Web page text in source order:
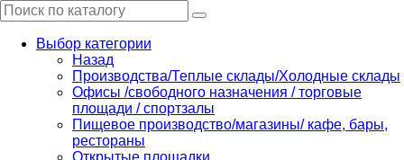
Выбор категории
Назад
Производства/Теплые склады/Холодные склады
Офисы /свободного назначения / торговые
площади / спортзалы
Пищевое производство/магазины/ кафе, бары,
рестораны
Открытые площадки